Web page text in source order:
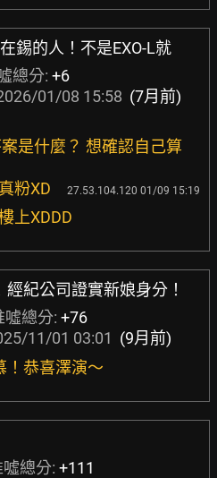
錫的人！不是EXO-L就
總分: +6
01/08 15:58 (7月前)
是什麼？ 想確認自己算
粉XD 27.53.104.120 01/09 15:19
上XDDD
紀公司證實新娘身分！
噓總分: +76
11/01 03:01 (9月前)
！恭喜澤演～
總分: +111